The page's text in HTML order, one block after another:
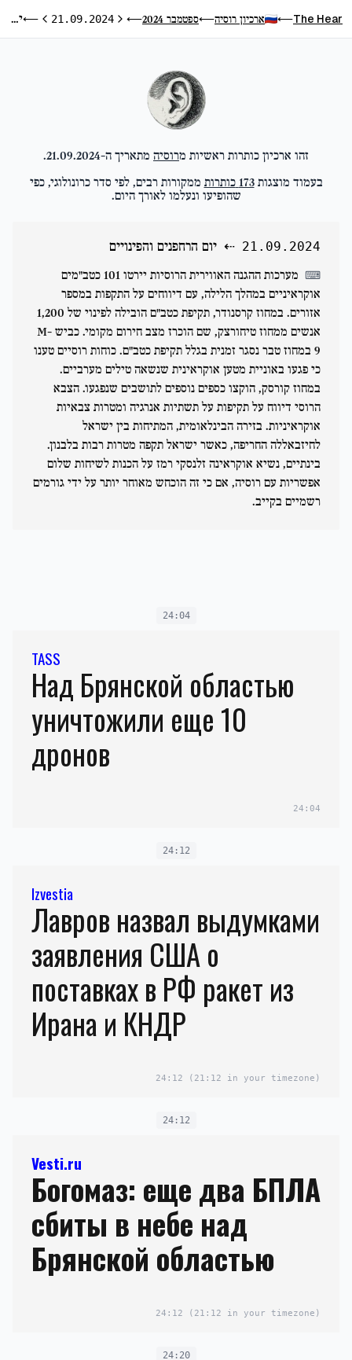
The Hear
⟵ ארכיון רוסיה⟵ספטמבר 2024 ⟵היום הקודם
21.09.2024 היום הבא
⟵ יום הרחפנים והפינויים
זהו ארכיון כותרות ראשיות מרוסיה מתאריך ה-21.09.2024
.
בעמוד מוצגות173 כותרות ממקורות רבים, לפי סדר כרונולוגי, כפי
שהופיעו ונעלמו לאורך היום.
21.09.2024
⇠ יום הרחפנים והפינויים
⌨
מערכות ההגנה האווירית הרוסיות יירטו 101 כטב"מים
אוקראיניים במהלך הלילה, עם דיווחים על התקפות במספר
אזורים. במחוז קרסנודר, תקיפת כטב"ם הובילה לפינוי של 1,200
אנשים ממחוז טיחורצק, שם הוכרז מצב חירום מקומי. כביש M-
9 במחוז טבר נסגר זמנית בגלל תקיפת כטב"ם. כוחות רוסיים טענו
כי פגעו באוניית מטען אוקראינית שנשאה טילים מערביים.
במחוז קורסק, הוקצו כספים נוספים לתושבים שנפגעו. הצבא
הרוסי דיווח על תקיפות על תשתיות אנרגיה ומטרות צבאיות
אוקראיניות. בזירה הבינלאומית, המתיחות בין ישראל
לחיזבאללה החריפה, כאשר ישראל תקפה מטרות רבות בלבנון.
בינתיים, נשיא אוקראינה זלנסקי רמז על הכנות לשיחות שלום
אפשריות עם רוסיה, אם כי זה הוכחש מאוחר יותר על ידי גורמים
רשמיים בקייב.
24:04
TASS
Над Брянской областью
уничтожили еще 10
дронов
24:04
24:12
Izvestia
Лавров назвал выдумками
заявления США о
поставках в РФ ракет из
Ирана и КНДР
24:12 (21:12 in your timezone)
24:12
Vesti.ru
Богомаз: еще два БПЛА
сбиты в небе над
Брянской областью
24:12 (21:12 in your timezone)
24:20